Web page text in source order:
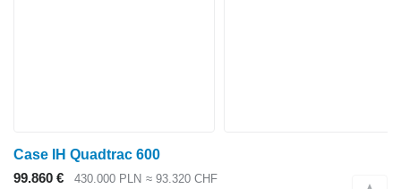
Case IH Quadtrac 600
99.860 €
430.000 PLN ≈ 93.320 CHF